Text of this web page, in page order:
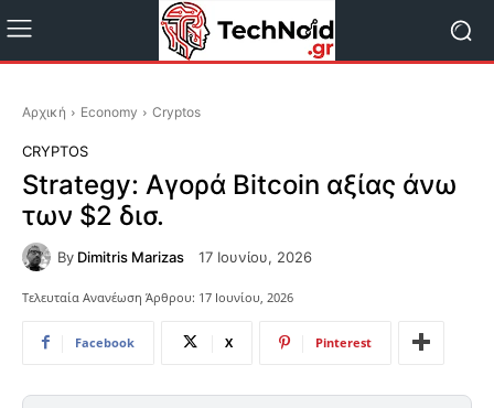
Αρχική Economy Cryptos
CRYPTOS
Strategy: Αγορά Bitcoin αξίας άνω
των $2 δισ.
By Dimitris Marizas 17 Ιουνίου, 2026
Τελευταία Ανανέωση Άρθρου: 17 Ιουνίου, 2026
Facebook X Pinterest